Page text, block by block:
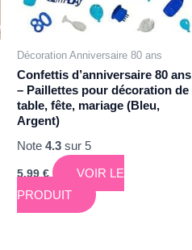
Décoration Anniversaire 80 ans
Confettis d’anniversaire 80 ans
– Paillettes pour décoration de
table, fête, mariage (Bleu,
Argent)
Note4.3 sur 5
5,99€
VOIR LE
PRODUIT